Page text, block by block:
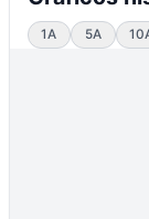
1A 5A